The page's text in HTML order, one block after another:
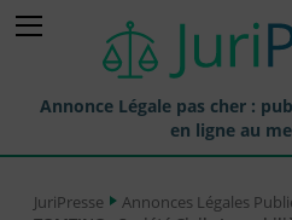
Annonce Légale pas cher :
en ligne au
JuriPresse
Annonces Légales